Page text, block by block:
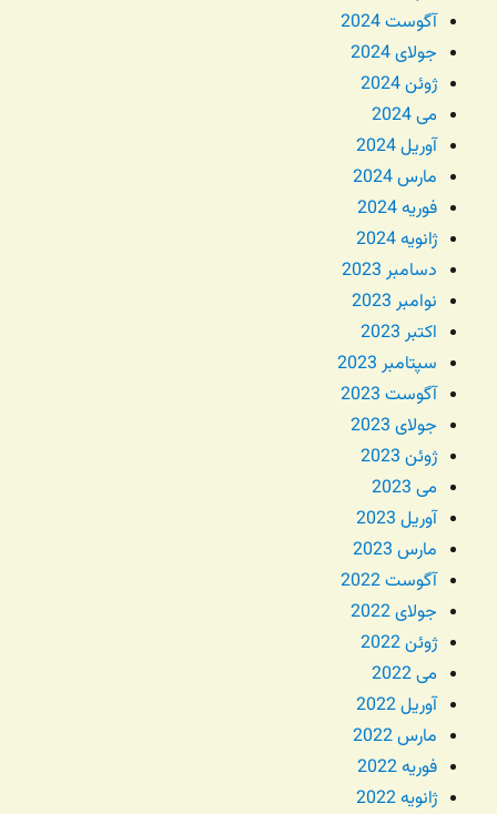
آگوست 2024
جولای 2024
ژوئن 2024
می 2024
آوریل 2024
مارس 2024
فوریه 2024
ژانویه 2024
دسامبر 2023
نوامبر 2023
اکتبر 2023
سپتامبر 2023
آگوست 2023
جولای 2023
ژوئن 2023
می 2023
آوریل 2023
مارس 2023
آگوست 2022
جولای 2022
ژوئن 2022
می 2022
آوریل 2022
مارس 2022
فوریه 2022
ژانویه 2022